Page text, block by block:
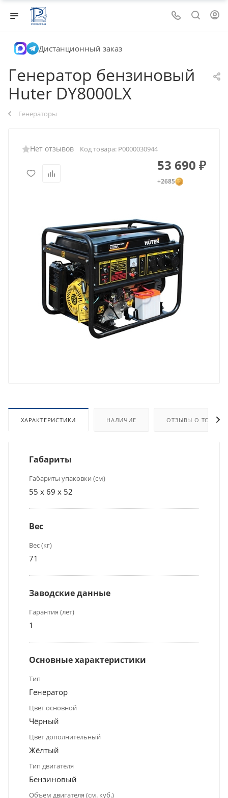
Дистанционный заказ
Генератор бензиновый
Huter DY8000LX
Генераторы
Нет отзывов Код товара: Р0000030944
53 690 ₽
+2685
ХАРАКТЕРИСТИКИ НАЛИЧИЕ ОТЗЫВЫ О ТОВАРЕ
Габариты
Габариты упаковки (см)
55 x 69 x 52
Вес
Вес (кг)
71
Заводские данные
Гарантия (лет)
1
Основные характеристики
Тип
Генератор
Цвет основной
Чёрный
Цвет дополнительный
Жёлтый
Тип двигателя
Бензиновый
Объем двигателя (см. куб.)